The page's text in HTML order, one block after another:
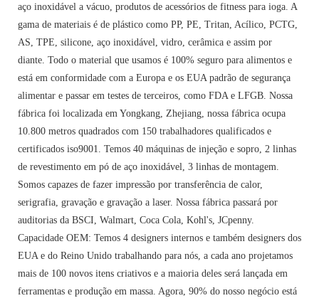
aço inoxidável a vácuo, produtos de acessórios de fitness para ioga. A
gama de materiais é de plástico como PP, PE, Tritan, Acílico, PCTG,
AS, TPE, silicone, aço inoxidável, vidro, cerâmica e assim por
diante. Todo o material que usamos é 100% seguro para alimentos e
está em conformidade com a Europa e os EUA padrão de segurança
alimentar e passar em testes de terceiros, como FDA e LFGB. Nossa
fábrica foi localizada em Yongkang, Zhejiang, nossa fábrica ocupa
10.800 metros quadrados com 150 trabalhadores qualificados e
certificados iso9001. Temos 40 máquinas de injeção e sopro, 2 linhas
de revestimento em pó de aço inoxidável, 3 linhas de montagem.
Somos capazes de fazer impressão por transferência de calor,
serigrafia, gravação e gravação a laser. Nossa fábrica passará por
auditorias da BSCI, Walmart, Coca Cola, Kohl's, JCpenny.
Capacidade OEM: Temos 4 designers internos e também designers dos
EUA e do Reino Unido trabalhando para nós, a cada ano projetamos
mais de 100 novos itens criativos e a maioria deles será lançada em
ferramentas e produção em massa. Agora, 90% do nosso negócio está